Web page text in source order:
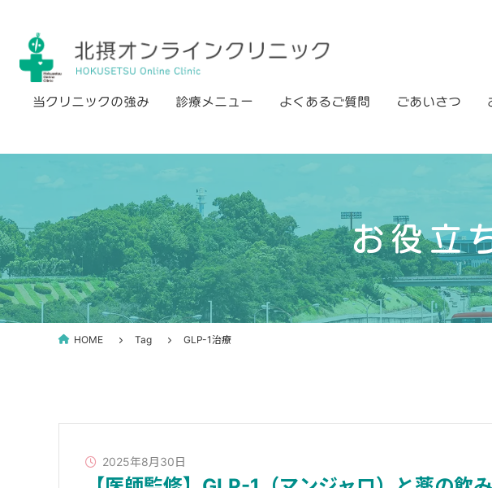
content
当クリニックの強み 診療メニュー よくあるご質問 ごあいさつ
お役立
HOME Tag GLP-1治療
2025年8月30日